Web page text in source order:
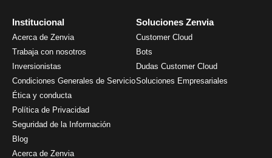
Institucional
Acerca de Zenvia
Trabaja con nosotros
Inversionistas
Condiciones Generales de Servicio
Ética y conducta
Política de Privacidad
Seguridad de la Información
Blog
Acerca de Zenvia
Soluciones Zenvia
Customer Cloud
Bots
Dudas Customer Cloud
Soluciones Empresariales